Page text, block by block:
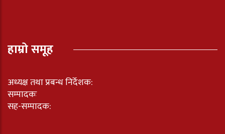
हाम्रो समूह
अध्यक्ष तथा प्रबन्ध निर्देशक:
सम्पादकः
सह-सम्पादक: